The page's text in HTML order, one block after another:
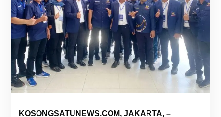
KOSONGSATUNEWS.COM, JAKARTA, –